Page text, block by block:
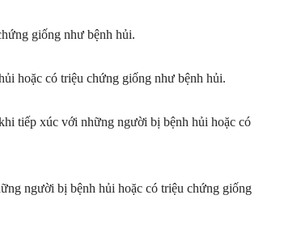
giống như bệnh hủi.
hoặc có triệu chứng giống như bệnh hủi.
tiếp xúc với những người bị bệnh hủi hoặc có
người bị bệnh hủi hoặc có triệu chứng giống